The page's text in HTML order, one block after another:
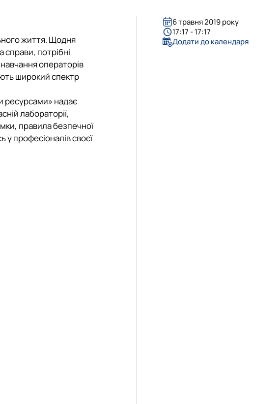
Відзнакижиття. Щодня
потрібні
операторів
широкий спектр
ресурсами» надає
лабораторії,
правила безпечної
професіоналів своєї
6 травня 2019 року
17:17 - 17:17
Додати до календаря